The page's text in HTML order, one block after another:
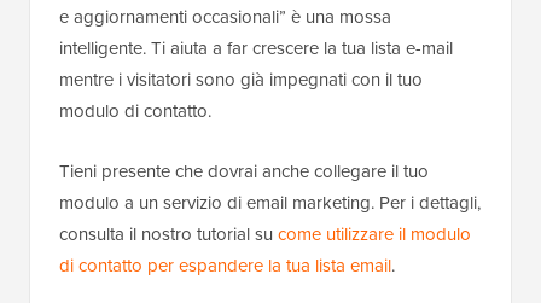
e aggiornamenti occasionali” è una mossa
intelligente. Ti aiuta a far crescere la tua lista e-mail
mentre i visitatori sono già impegnati con il tuo
modulo di contatto.
Tieni presente che dovrai anche collegare il tuo
modulo a un servizio di email marketing. Per i dettagli,
consulta il nostro tutorial su come utilizzare il modulo
di contatto per espandere la tua lista email.